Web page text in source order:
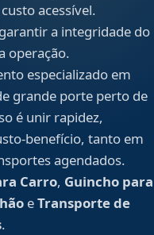
acessível.
a integridade do
operação.
especializado em
grande porte perto de
é unir rapidez,
benefício, tanto em
agendados.
Carro, Guincho para
eTransporte de
.